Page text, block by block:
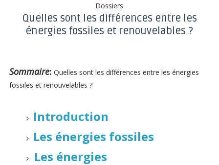
Dossiers
Quelles sont les différences entre les
énergies fossiles et renouvelables ?
Sommaire: Quelles sont les différences entre les énergies
fossiles et renouvelables ?
Introduction
Les énergies fossiles
Les énergies